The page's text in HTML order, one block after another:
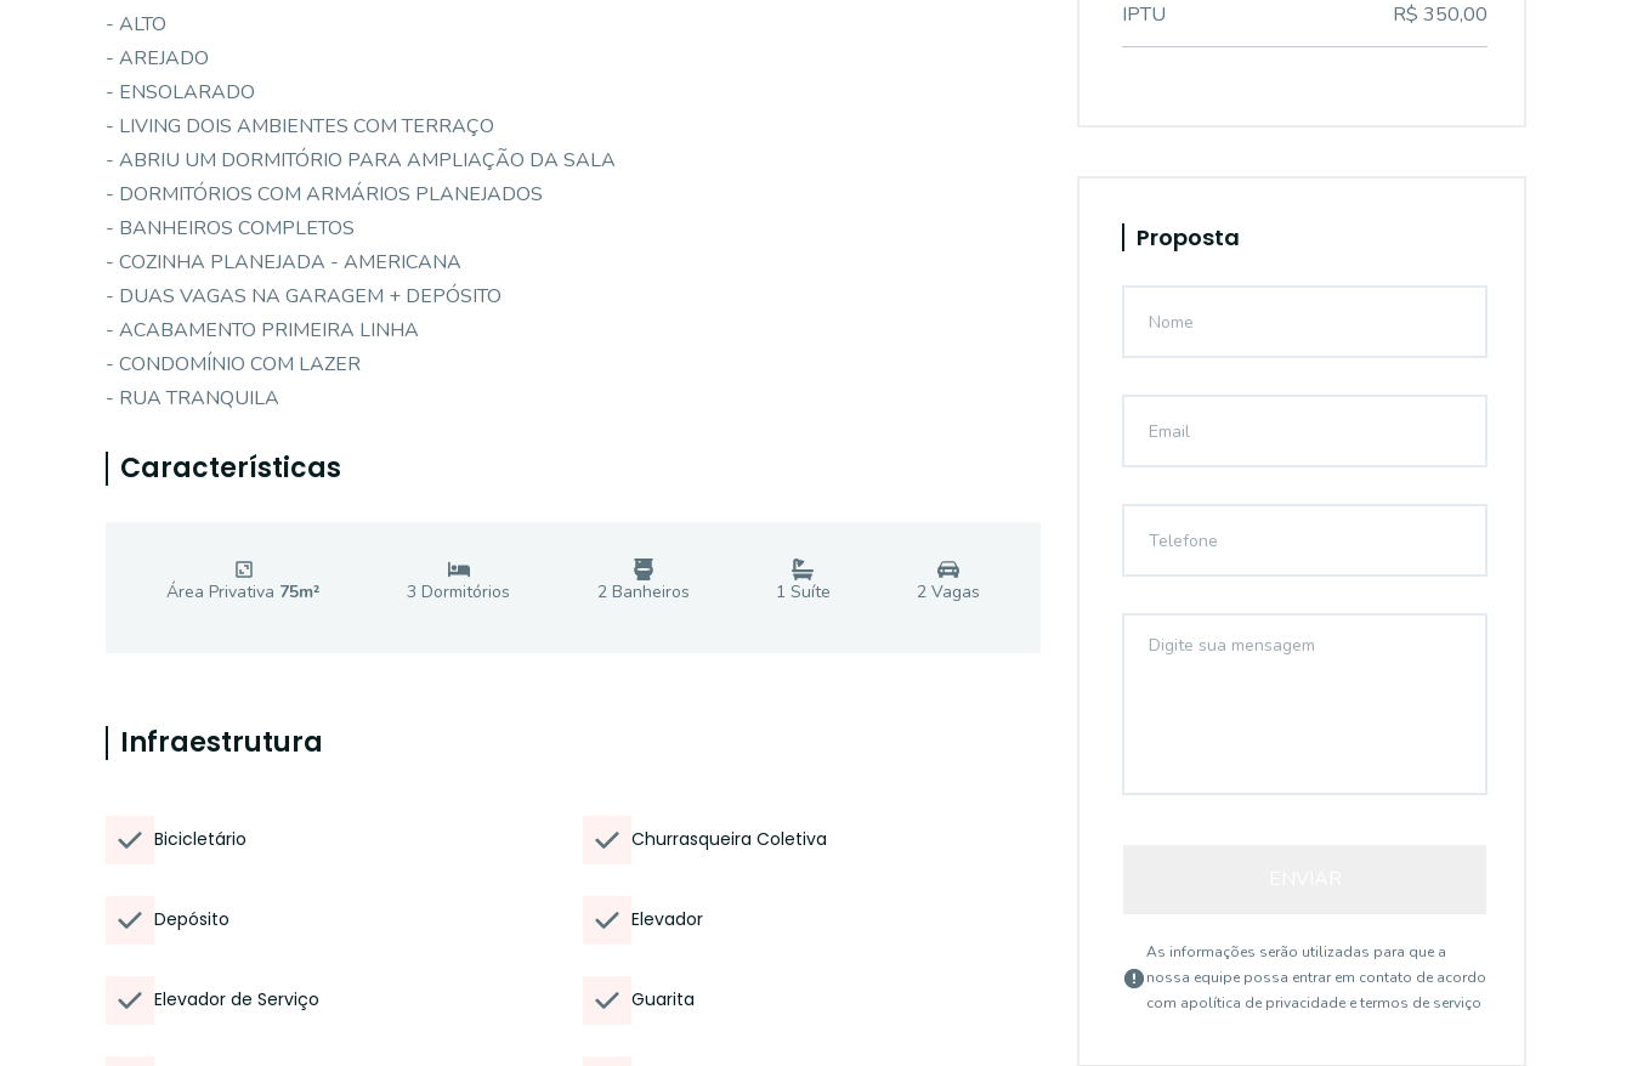
- ALTO
- AREJADO
- ENSOLARADO
- LIVING DOIS AMBIENTES COM TERRAÇO
- ABRIU UM DORMITÓRIO PARA AMPLIAÇÃO DA SALA
- DORMITÓRIOS COM ARMÁRIOS PLANEJADOS
- BANHEIROS COMPLETOS
- COZINHA PLANEJADA - AMERICANA
- DUAS VAGAS NA GARAGEM + DEPÓSITO
- ACABAMENTO PRIMEIRA LINHA
- CONDOMÍNIO COM LAZER
- RUA TRANQUILA
Características
Área Privativa 75m² 3 Dormitórios 2Banheiros 1 Suíte 2 Vagas
Infraestrutura
Bicicletário Churrasqueira Coletiva
Depósito Elevador
Elevador de Serviço Guarita
IPTU R$ 350,00
Proposta
As informações serão utilizadas para que a
nossa equipe possa entrar em contato de acordo
com apolítica de privacidade e termos de serviço